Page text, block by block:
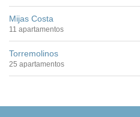
Mijas Costa
11 apartamentos
Torremolinos
25 apartamentos